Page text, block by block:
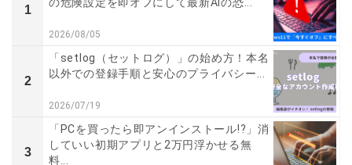
1
2026/08/05
2
「setlog（セットログ）」の始め方！本名
以外での登録手順と安心のプライバシー...
2026/07/19
3
「PCを買ったら即アンインストール!?」消
していい初期アプリと2万円浮かせる無
料...